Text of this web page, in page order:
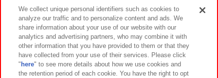
イベント・キャンペーン
関連会社 サステナビリティ サイトポリシー
We collect unique personal identifiers such as cookies to
analyze our traffic and to personalize content and ads. We
share information about your use of our website with our
analytics and advertising partners, who may combine it with
other information that you have provided to them or that they
have collected from your use of their services. Please click
" here" to see more details about how we use cookies and
the retention period of each cookie. You have the right to opt